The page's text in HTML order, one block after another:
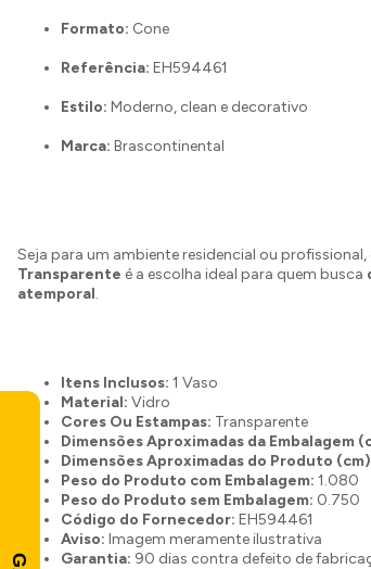
Formato: Cone
Referência: EH594461
Estilo: Moderno, clean e decorativo
Marca: Brascontinental
Seja para um ambiente residencial ou profissional,
Transparente é a escolha ideal para quem busca
atemporal.
Itens Inclusos: 1 Vaso
Material: Vidro
Cores Ou Estampas: Transparente
Dimensões Aproximadas da Embalagem
Dimensões Aproximadas do Produto
Peso do Produto com Embalagem: 1.080
Peso do Produto sem Embalagem: 0.750
Código do Fornecedor: EH594461
Aviso: Imagem meramente ilustrativa
Garantia: 90 dias contra defeito de